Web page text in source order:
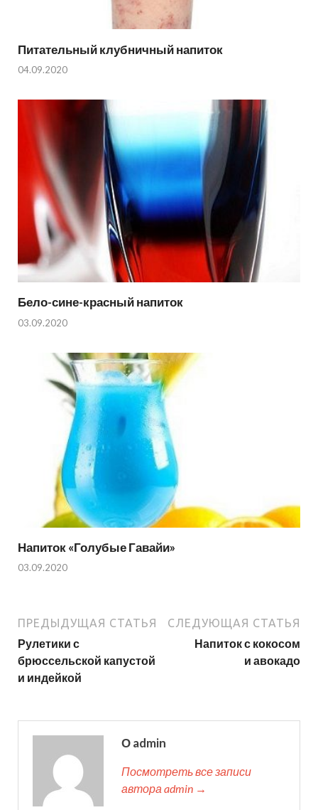
Питательный клубничный напиток
04.09.2020
Бело-сине-красный напиток
03.09.2020
Напиток «Голубые Гавайи»
03.09.2020
ПРЕДЫДУЩАЯ СТАТЬЯ
Рулетики с
брюссельской капустой
и индейкой
СЛЕДУЮЩАЯ СТАТЬЯ
Напиток с кокосом
и авокадо
О admin
Посмотреть все записи
автора admin →